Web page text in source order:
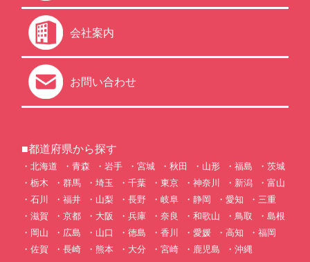
会社案内
お問い合わせ
■都道府県から探す
北海道 青森 岩手 宮城 秋田 山形 福島
茨城
栃木
群馬 埼玉 千葉 東京 神奈川 新潟
富山
石川
福井 山梨 長野 岐阜 静岡 愛知
三重
滋賀
京都 大阪 兵庫 奈良 和歌山 鳥取
島根
岡山
広島 山口 徳島 香川 愛媛 高知
福岡
佐賀
長崎 熊本 大分 宮崎 鹿児島 沖縄